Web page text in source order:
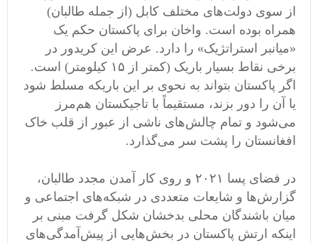
از سوی دولت‌های مختلف کابل (از جمله طالبان)
همراه بوده است. واخان برای پاکستان حکم یک
«میانبر استراتژیک» را دارد. عرض این کریدور در
برخی نقاط بسیار باریک (کمتر از ۱۵ کیلومتر) است.
اگر پاکستان بتواند به نحوی بر این باریکه مسلط شود
یا آن را دور بزند، مستقیماً با تاجیکستان هم‌مرز
می‌شود و تمام چالش‌های ناشی از عبور از قلب خاک
افغانستان را پشت سر می‌گذارد.
در فضای پسا ۲۰۲۱ و روی کار آمدن مجدد طالبان،
گزارش‌ها و شایعات متعددی در شبکه‌های اجتماعی و
میان باشندگان محلی بدخشان شکل گرفت مبنی بر
اینکه ارتش پاکستان در بخش‌هایی از پیش‌آمدگی‌های